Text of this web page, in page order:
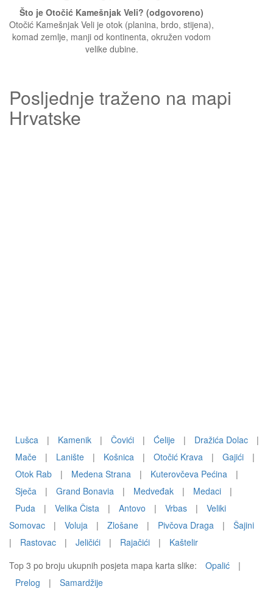
Što je Otočić Kamešnjak Veli? (odgovoreno)
Otočić Kamešnjak Veli je otok (planina, brdo, stijena),
komad zemlje, manji od kontinenta, okružen vodom
velike dubine.
Posljednje traženo na mapi
Hrvatske
Lušca | Kamenik | Čovići | Ćelije | Dražića Dolac
|
Mače
| Lanište | Košnica | Otočić Krava | Gajići
|
Otok Rab
| Medena Strana | Kuterovčeva Pećina
|
Sječa
| Grand Bonavia | Medveđak | Medaci
|
Puda
| Velika Čista | Antovo | Vrbas |
Veliki
Somovac
| Voluja | Zlošane | Pivčova Draga |
Šajini
|
Rastovac | Jeličići | Rajačići |
Kaštelir
Top 3 po broju ukupnih posjeta mapa karta slike:
Opalić
|
Prelog
| Samardžije